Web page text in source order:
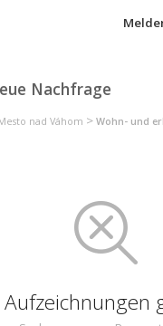
Nachfrage
nad Váhom > Wohn- und
Aufzeichnungen